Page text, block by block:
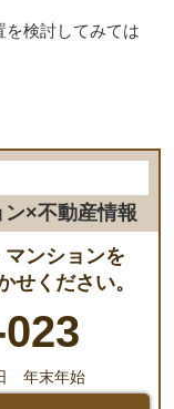
を検討してみては
×不動産情報
ンションを
せください。
年末年始